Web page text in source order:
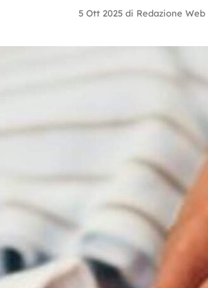
5 Ott 2025 di Redazione Web